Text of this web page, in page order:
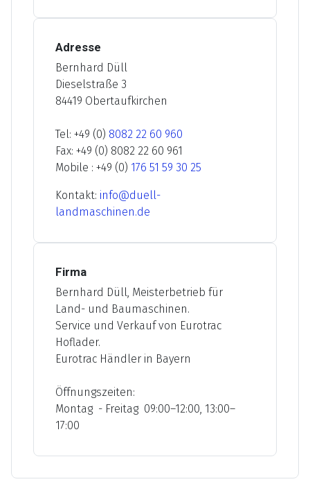
Adresse
Bernhard Düll
Dieselstraße 3
84419 Obertaufkirchen
Tel: +49 (0) 8082 22 60 960
Fax: +49 (0) 8082 22 60 961
Mobile : +49 (0) 176 51 59 30 25
Kontakt: info@duell-
landmaschinen.de
Firma
Bernhard Düll, Meisterbetrieb für
Land- und Baumaschinen.
Service und Verkauf von Eurotrac
Hoflader.
Eurotrac Händler in Bayern
Öffnungszeiten:
Montag - Freitag 09:00–12:00, 13:00–
17:00